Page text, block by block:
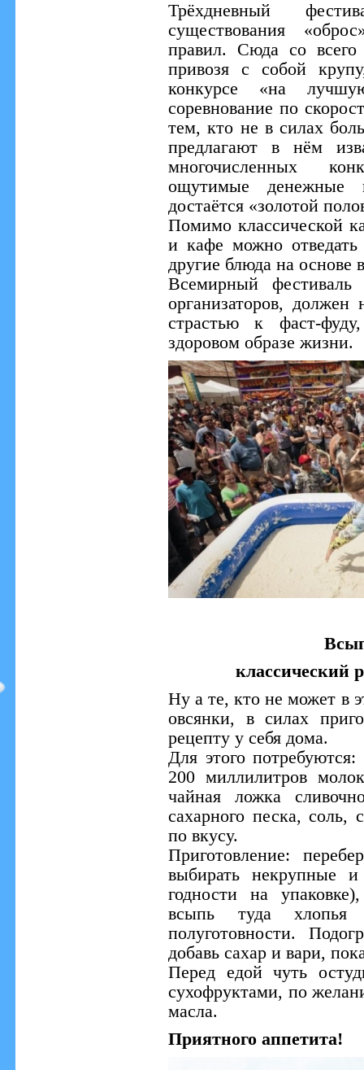
Трёхдневный
существования
правил. Сюда со всего
привозя с собой
конкурсе «на
соревнование по
тем, кто не в силах
предлагают в нём
многочисленных
ощутимые денежные
достаётся «золотой
Помимо классической
и кафе можно
другие блюда на основе
Всемирный
организаторов, должен
страстью к фаст-
здоровом образе жизни.
классический
Ну а те, кто не может в
овсянки, в силах
рецепту у себя дома.
Для этого
200 миллилитров
чайная ложка
сахарного песка, соль,
по вкусу.
Приготовление:
выбирать некрупные и
годности на
всыпь туда
полуготовности.
добавь сахар и вари,
Перед едой чуть
сухофруктами, по
масла.
Приятного аппетита!